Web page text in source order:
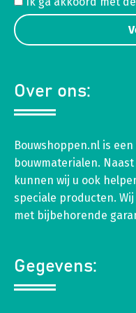
Over ons:
Bouwshoppen.nl is
bouwmaterialen.
kunnen wij u ook
speciale producten.
met bijbehorende
Gegevens: